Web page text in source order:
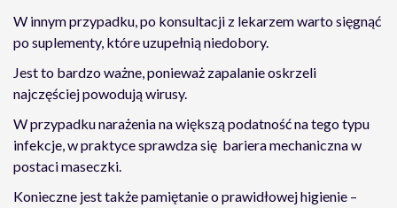
W innym przypadku, po konsultacji z lekarzem warto sięgnąć
po suplementy, które uzupełnią niedobory.
Jest to bardzo ważne, ponieważ zapalanie oskrzeli
najczęściej powodują wirusy.
W przypadku narażenia na większą podatność na tego typu
infekcje, w praktyce sprawdza się bariera mechaniczna w
postaci maseczki.
Konieczne jest także pamiętanie o prawidłowej higienie –